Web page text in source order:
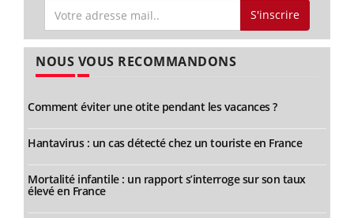
S'inscrire
NOUS VOUS RECOMMANDONS
Comment éviter une otite pendant les vacances ?
Hantavirus : un cas détecté chez un touriste en France
Mortalité infantile : un rapport s’interroge sur son taux
élevé en France